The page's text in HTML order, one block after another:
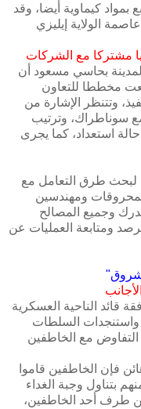
‬مشتركا‮ ‬مع‮ ‬الشركات‮
بحاسي مسعود أن
مخططا للتعاون
وتتنظر الإشارة من
سوناطراك، وترتيب
‬استعداد،‮ ‬كما‮ ‬يجرى‮
طرق التعامل مع
ومهندسين
وجميع المصالح
ومتابعة العمليات عن
الناحية العسكرية
واستنجدات السلطات
التفاوض مع الخاطفين
فإن الخاطفين قاموا
بتناول وجبة الغداء
طرف أحد الخاطفين،